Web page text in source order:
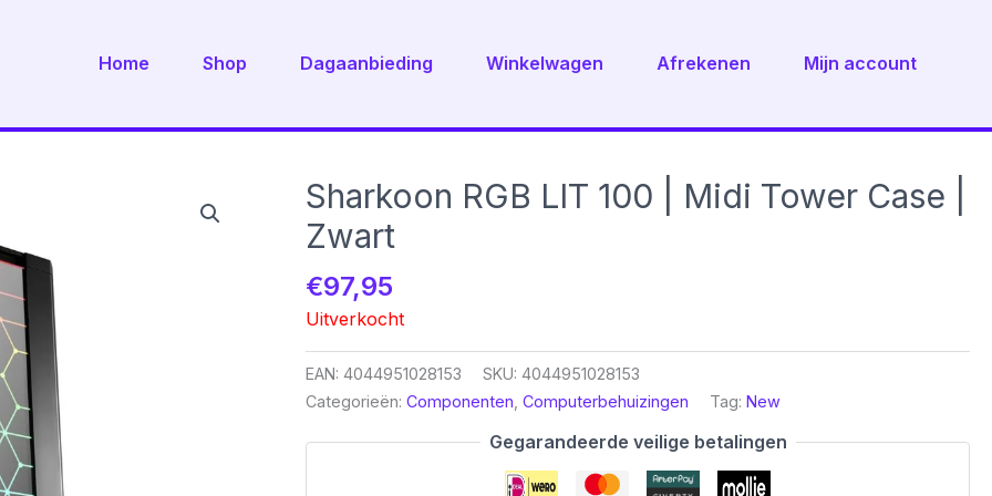
Home Shop Dagaanbieding Winkelwagen Afrekenen Mijn account
Sharkoon RGB LIT 100 | Midi Tower Case |
Zwart
€97,95
Uitverkocht
EAN:4044951028153 SKU:4044951028153
Categorieën:Componenten ,Computerbehuizingen Tag:New
Gegarandeerde veilige betalingen